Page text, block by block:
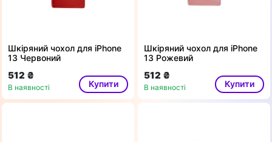
Шкіряний чохол для iPhone
13 Червоний
512 ₴
В наявності Купити
Шкіряний чохол для iPhone
13 Рожевий
512 ₴
В наявності Купити